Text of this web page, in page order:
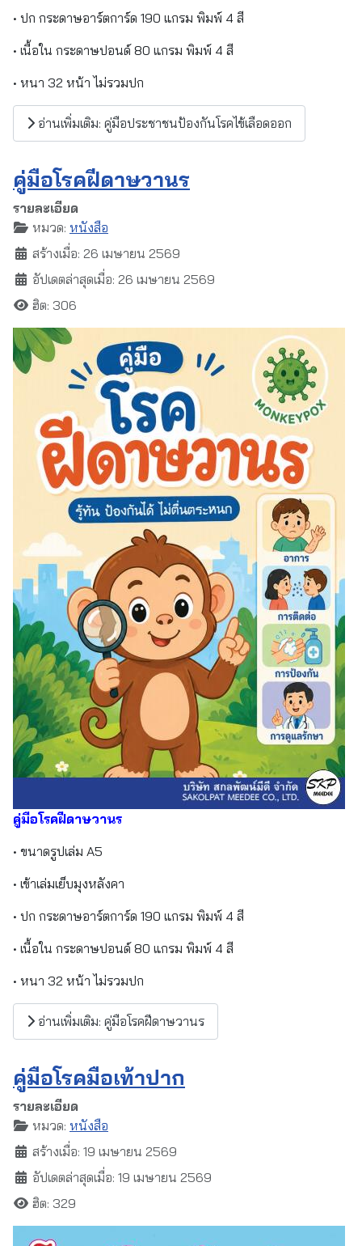
• ปก กระดาษอาร์ตการ์ด 190 แกรม พิมพ์ 4 สี
• เนื้อใน กระดาษปอนด์ 80 แกรม พิมพ์ 4 สี
• หนา 32 หน้า ไม่รวมปก
อ่านเพิ่มเติม: คู่มือประชาชนป้องกันโรคไข้เลือดออก
คู่มือโรคฝีดาษวานร
รายละเอียด
หมวด: หนังสือ
สร้างเมื่อ: 26 เมษายน 2569
อัปเดตล่าสุดเมื่อ: 26 เมษายน 2569
ฮิต: 306
คู่มือโรคฝีดาษวานร
• ขนาดรูปเล่ม A5
• เข้าเล่มเย็บมุงหลังคา
• ปก กระดาษอาร์ตการ์ด 190 แกรม พิมพ์ 4 สี
• เนื้อใน กระดาษปอนด์ 80 แกรม พิมพ์ 4 สี
• หนา 32 หน้า ไม่รวมปก
อ่านเพิ่มเติม: คู่มือโรคฝีดาษวานร
คู่มือโรคมือเท้าปาก
รายละเอียด
หมวด: หนังสือ
สร้างเมื่อ: 19 เมษายน 2569
อัปเดตล่าสุดเมื่อ: 19 เมษายน 2569
ฮิต: 329